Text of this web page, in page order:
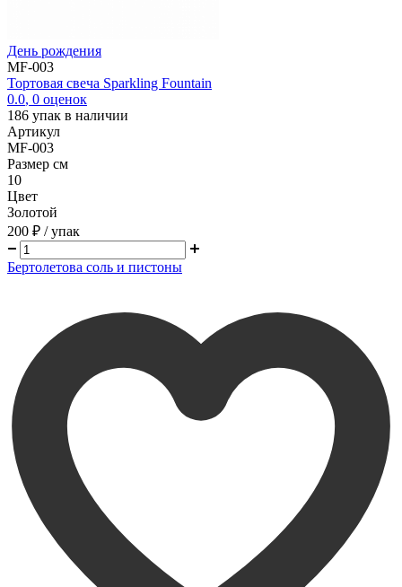
День рождения
MF-003
Тортовая свеча Sparkling Fountain
0.0, 0 оценок
186 упак в наличии
Артикул
MF-003
Размер см
10
Цвет
Золотой
200 ₽ / упак
Бертолетова соль и пистоны